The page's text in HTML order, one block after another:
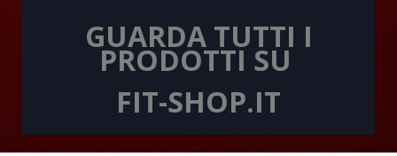
GUARDA TUTTI I
PRODOTTI SU
FIT-SHOP.IT